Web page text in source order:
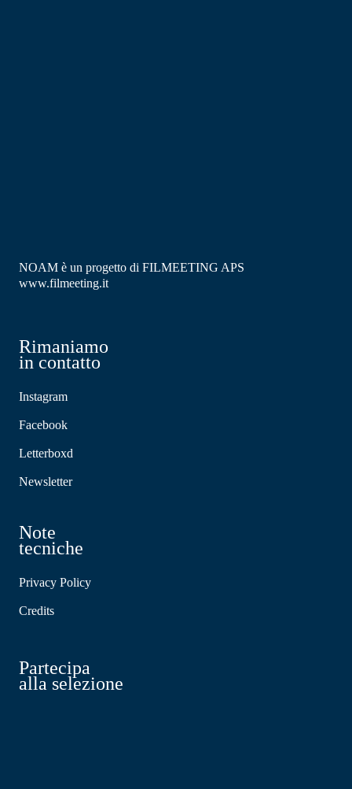
NOAM è un progetto di FILMEETING APS
www.filmeeting.it
Rimaniamo
in contatto
Instagram
Facebook
Letterboxd
Newsletter
Note
tecniche
Privacy Policy
Credits
Partecipa
alla selezione